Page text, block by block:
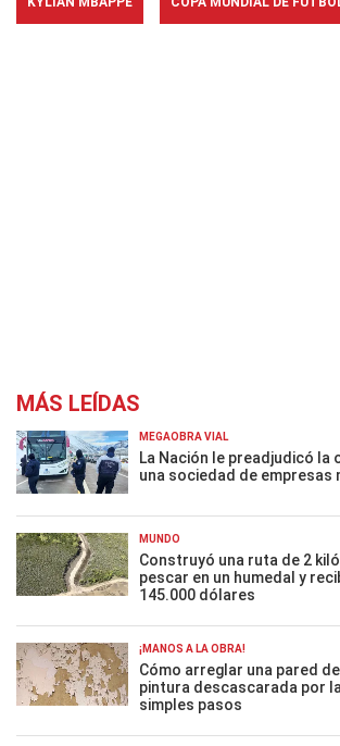
MÁS LEÍDAS
MEGAOBRA VIAL
La Nación le preadjudicó la
una sociedad de empresas
MUNDO
Construyó una ruta de 2
pescar en un humedal y
145.000 dólares
¡MANOS A LA OBRA!
Cómo arreglar una pared
pintura descascarada por
simples pasos